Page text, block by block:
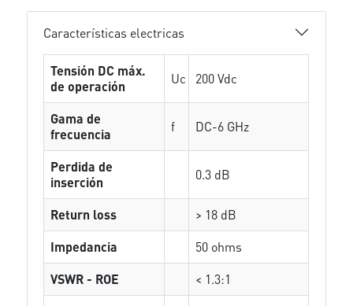
Características electricas
Tensión DC máx.
de operación
Uc 200 Vdc
Gama de
frecuencia
f DC-6 GHz
Perdida de
inserción
0.3 dB
Return loss
> 18 dB
Impedancia
50 ohms
VSWR - ROE
< 1.3:1